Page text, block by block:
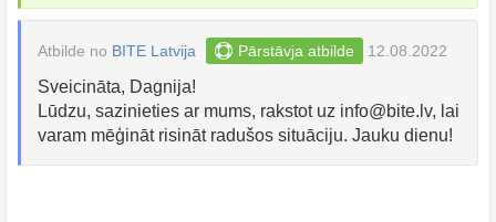
Atbilde no BITE Latvija Pārstāvja atbilde 12.08.2022
Sveicināta, Dagnija!
Lūdzu, sazinieties ar mums, rakstot uz info@bite.lv, lai
varam mēģināt risināt radušos situāciju. Jauku dienu!